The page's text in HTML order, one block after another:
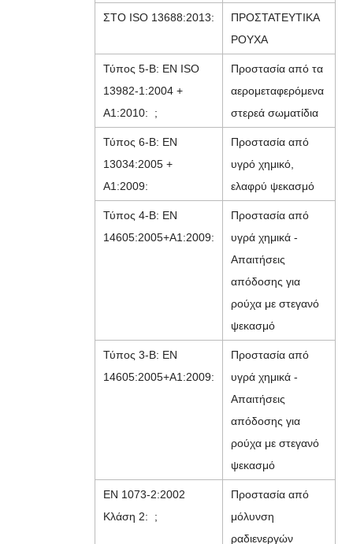
ΣΤΟ ISO 13688:2013:
ΠΡΟΣΤΑΤΕΥΤΙΚΑ
ΡΟΥΧΑ
Τύπος 5-B: EN ISO
13982-1:2004 +
A1:2010: ;
Προστασία από τα
αερομεταφερόμενα
στερεά σωματίδια
Τύπος 6-B: EN
13034:2005 +
A1:2009:
Προστασία από
υγρό χημικό,
ελαφρύ ψεκασμό
Τύπος 4-B: EN
14605:2005+A1:2009:
Προστασία από
υγρά χημικά -
Απαιτήσεις
απόδοσης για
ρούχα με στεγανό
ψεκασμό
Τύπος 3-B: EN
14605:2005+A1:2009:
Προστασία από
υγρά χημικά -
Απαιτήσεις
απόδοσης για
ρούχα με στεγανό
ψεκασμό
EN 1073-2:2002
Κλάση 2: ;
Προστασία από
μόλυνση
ραδιενεργών